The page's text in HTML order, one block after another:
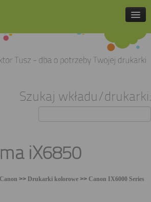
Szukaj wkładu/drukarki:
iX6850
Canon >> Drukarki kolorowe >> Canon IX6000 Series